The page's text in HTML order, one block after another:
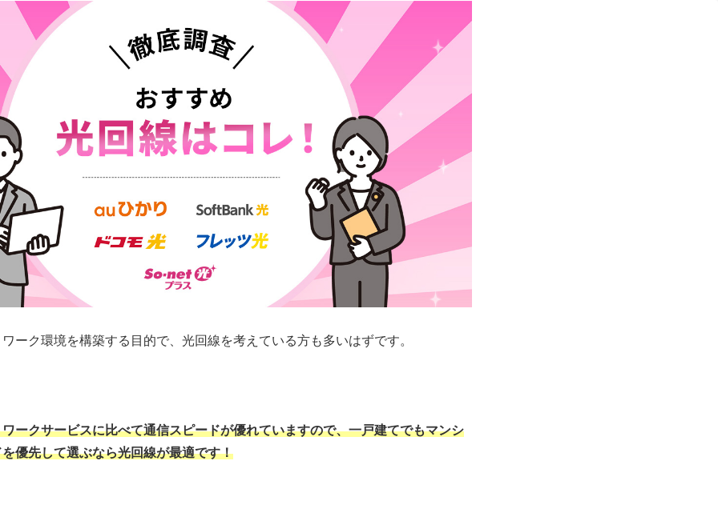
ーク環境を構築する目的で、光回線を考えている方も多いはずです。
ークサービスに比べて通信スピードが優れていますので、一戸建てでもマンシ
優先して選ぶなら光回線が最適です！